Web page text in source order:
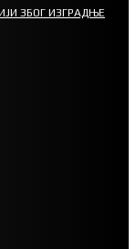
ЗБОГ ИЗГРАДЊЕ